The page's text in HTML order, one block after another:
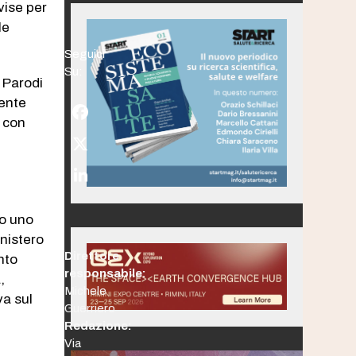
per
uno
sul
Seguici
Su:
Facebook
Twitter
(deprecated)
LinkedIn
Direttore
responsabile:
Michele
Guerriero
Redazione:
Via